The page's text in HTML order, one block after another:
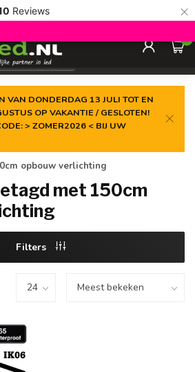
Reviews ×
prijs
0
VAN DONDERDAG 13 JULI TOT EN
OP VAKANTIE / GESLOTEN!
> ZOMER2026 < BIJ UW
opbouw verlichting
met 150cm
Filters